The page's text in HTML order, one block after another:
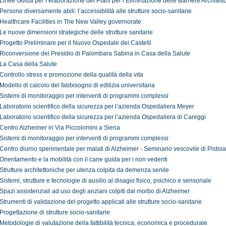
Persone diversamente abili: l’accessibilità alle strutture socio-sanitarie
Healthcare Facilities in The New Valley governorate
Le nuove dimensioni strategiche delle strutture sanitarie
Progetto Preliminare per il Nuovo Ospedale dei Castelli
Riconversione del Presidio di Palombara Sabina in Casa della Salute
La Casa della Salute
Controllo stress e promozione della qualità della vita
Modello di calcolo del fabbisogno di edilizia universitaria
Sistemi di monitoraggio per interventi di programmi complessi
Laboratorio scientifico della sicurezza per l’azienda Ospedaliera Meyer
Laboratorio scientifico della sicurezza per l’azienda Ospedaliera di Careggi
Centro Alzheimer in Via Piccolomini a Siena
Sistemi di monitoraggio per interventi di programmi complessi
Centro diurno sperimentale per malati di Alzheimer - Seminario vescovile di Pistoia
Orientamento e la mobilità con il cane guida per i non vedenti
Strutture architettoniche per utenza colpita da demenza senile
Sistemi, strutture e tecnologie di ausilio al disagio fisico, psichico e sensoriale
Spazi assistenziali ad uso degli anziani colpiti dal morbo di Alzheimer
Strumenti di validazione del progetto applicati alle strutture socio-sanitarie
Progettazione di strutture socio-sanitarie
Metodologie di valutazione della fattibilità tecnica, economica e procedurale